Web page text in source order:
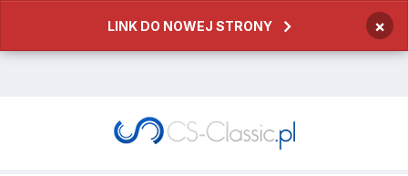
LINK DO NOWEJ STRONY ×